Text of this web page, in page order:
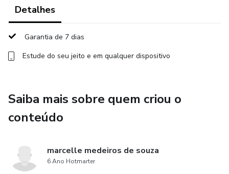
Detalhes
Garantia de 7 dias
Estude do seu jeito e em qualquer dispositivo
Saiba mais sobre quem criou o
conteúdo
marcelle medeiros de souza
6 Ano Hotmarter